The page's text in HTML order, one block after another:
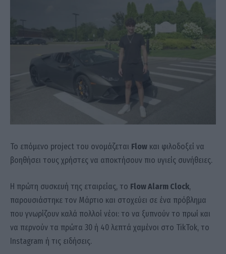
Το επόμενο project του ονομάζεται Flow και φιλοδοξεί να
βοηθήσει τους χρήστες να αποκτήσουν πιο υγιείς συνήθειες.
Η πρώτη συσκευή της εταιρείας, το Flow Alarm Clock,
παρουσιάστηκε τον Μάρτιο και στοχεύει σε ένα πρόβλημα
που γνωρίζουν καλά πολλοί νέοι: το να ξυπνούν το πρωί και
να περνούν τα πρώτα 30 ή 40 λεπτά χαμένοι στο TikTok, το
Instagram ή τις ειδήσεις.